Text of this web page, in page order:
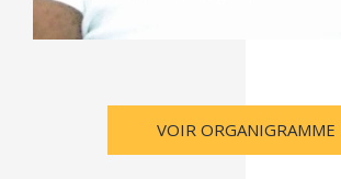
VOIR ORGANIGRAMME